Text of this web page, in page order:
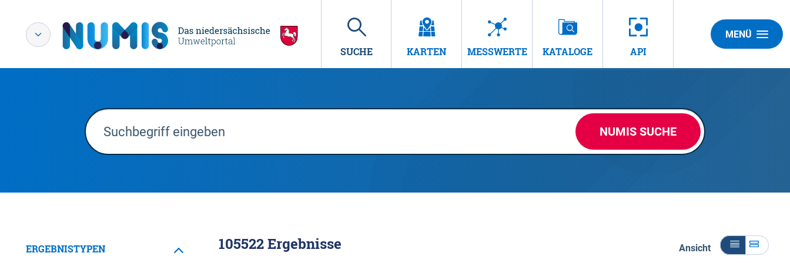
SUCHE KARTEN MESSWERTE KATALOGE API
MENÜ
NUMIS SUCHE
ERGEBNISTYPEN 105522Ergebnisse Ansicht